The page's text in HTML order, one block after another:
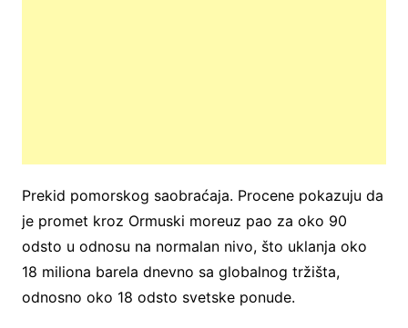
Prekid pomorskog saobraćaja. Procene pokazuju da
je promet kroz Ormuski moreuz pao za oko 90
odsto u odnosu na normalan nivo, što uklanja oko
18 miliona barela dnevno sa globalnog tržišta,
odnosno oko 18 odsto svetske ponude.